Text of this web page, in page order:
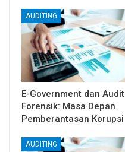
AUDITING
E-Government dan Audit
Forensik: Masa Depan
Pemberantasan Korupsi
AUDITING